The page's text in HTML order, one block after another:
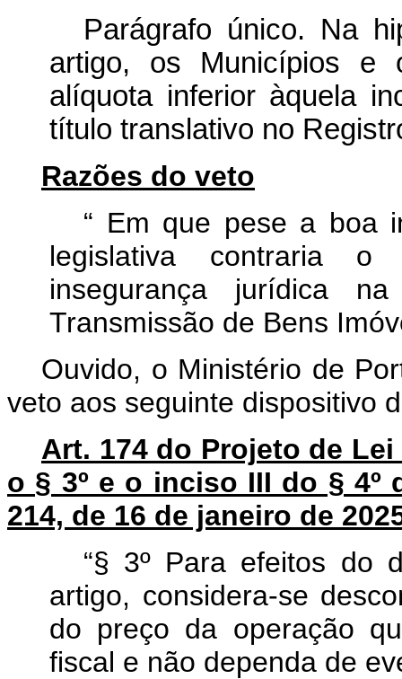
Parágrafo único. Na
artigo, os Municípios e
alíquota inferior àquela
título translativo no
Razões do veto
“ Em que pese a boa
legislativa contraria o
insegurança jurídica
Transmissão de Bens
Ouvido, o Ministério de
veto aos seguinte dispositivo
Art. 174 do Projeto de
o § 3º e o inciso III do § 4º
214, de 16 de janeiro de
“§ 3º Para efeitos do
artigo, considera-se
do preço da operação
fiscal e não dependa de